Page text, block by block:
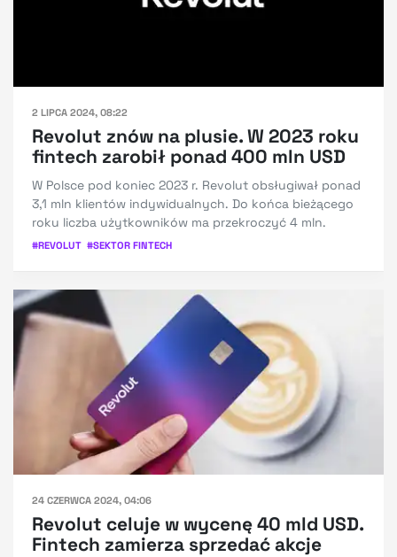
2 LIPCA 2024, 08:22
Revolut znów na plusie. W 2023 roku
fintech zarobił ponad 400 mln USD
W Polsce pod koniec 2023 r. Revolut obsługiwał ponad
3,1 mln klientów indywidualnych. Do końca bieżącego
roku liczba użytkowników ma przekroczyć 4 mln.
#REVOLUT #SEKTOR FINTECH
24 CZERWCA 2024, 04:06
Revolut celuje w wycenę 40 mld USD.
Fintech zamierza sprzedać akcje